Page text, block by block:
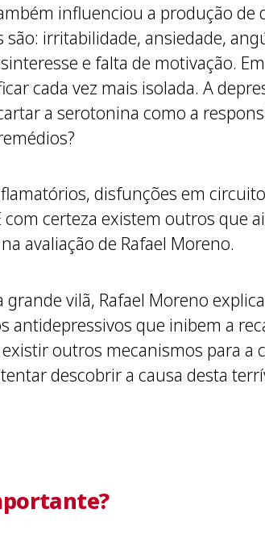
influenciou a produção de
irritabilidade, ansiedade,
e falta de motivação.
cada vez mais isolada. A
a serotonina como a
disfunções em
certeza existem outros que
avaliação de Rafael Moreno.
vilã, Rafael Moreno
que inibem a
outros mecanismos para a
descobrir a causa desta